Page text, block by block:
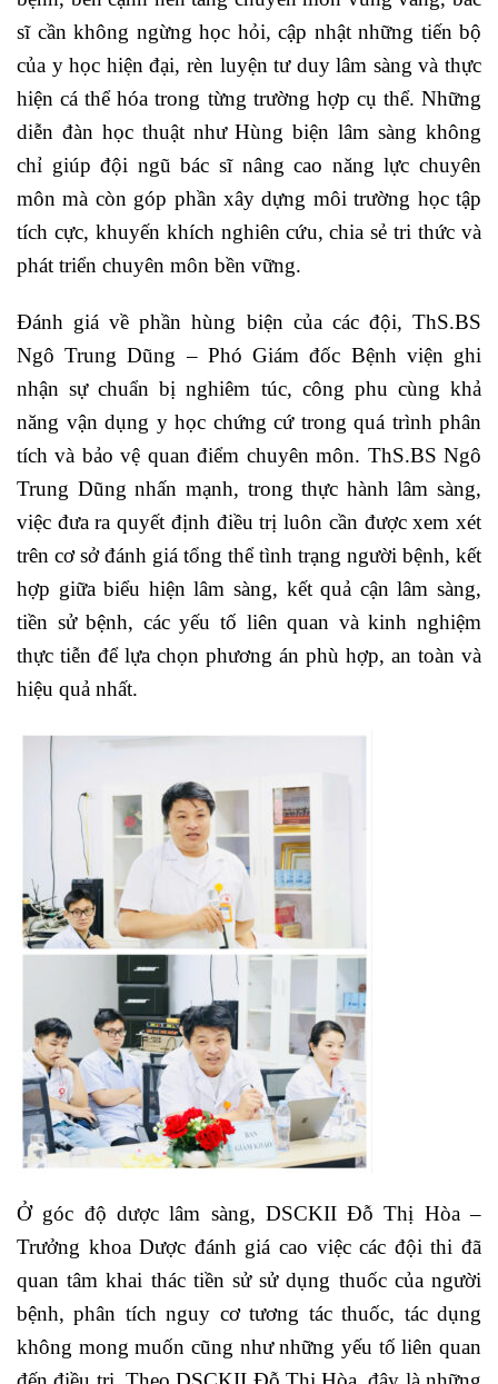
sĩ cần không ngừng học hỏi, cập nhật những tiến bộ
của y học hiện đại, rèn luyện tư duy lâm sàng và thực
hiện cá thể hóa trong từng trường hợp cụ thể. Những
diễn đàn học thuật như Hùng biện lâm sàng không
chỉ giúp đội ngũ bác sĩ nâng cao năng lực chuyên
môn mà còn góp phần xây dựng môi trường học tập
tích cực, khuyến khích nghiên cứu, chia sẻ tri thức và
phát triển chuyên môn bền vững.
Đánh giá về phần hùng biện của các đội, ThS.BS
Ngô Trung Dũng – Phó Giám đốc Bệnh viện ghi
nhận sự chuẩn bị nghiêm túc, công phu cùng khả
năng vận dụng y học chứng cứ trong quá trình phân
tích và bảo vệ quan điểm chuyên môn. ThS.BS Ngô
Trung Dũng nhấn mạnh, trong thực hành lâm sàng,
việc đưa ra quyết định điều trị luôn cần được xem xét
trên cơ sở đánh giá tổng thể tình trạng người bệnh, kết
hợp giữa biểu hiện lâm sàng, kết quả cận lâm sàng,
tiền sử bệnh, các yếu tố liên quan và kinh nghiệm
thực tiễn để lựa chọn phương án phù hợp, an toàn và
hiệu quả nhất.
Ở góc độ dược lâm sàng, DSCKII Đỗ Thị Hòa –
Trưởng khoa Dược đánh giá cao việc các đội thi đã
quan tâm khai thác tiền sử sử dụng thuốc của người
bệnh, phân tích nguy cơ tương tác thuốc, tác dụng
không mong muốn cũng như những yếu tố liên quan